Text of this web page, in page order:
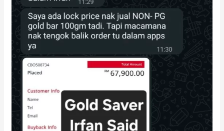
Urusan
Emas
Simpan
Silver
di
Public
Gold